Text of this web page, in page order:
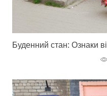
Буденний стан: Ознаки